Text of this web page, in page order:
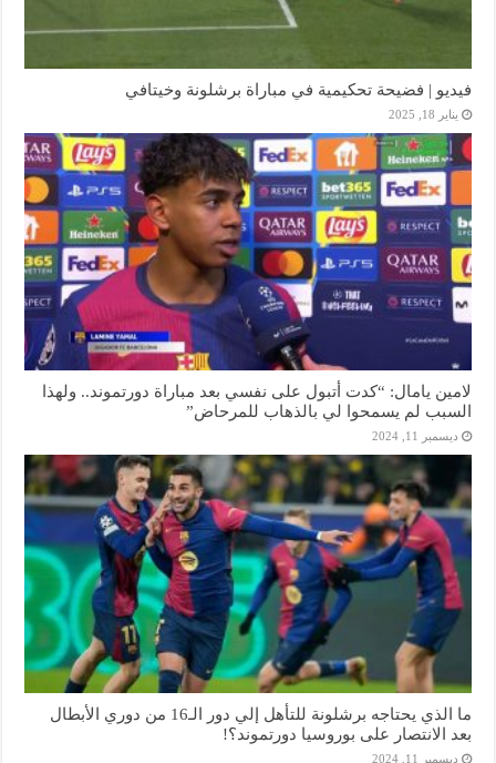
فيديو | فضيحة تحكيمية في مباراة برشلونة وخيتافي
يناير 18, 2025
لامين يامال: “كدت أتبول على نفسي بعد مباراة دورتموند.. ولهذا
السبب لم يسمحوا لي بالذهاب للمرحاض”
ديسمبر 11, 2024
ما الذي يحتاجه برشلونة للتأهل إلي دور الـ16 من دوري الأبطال
بعد الانتصار على بوروسيا دورتموند؟!
ديسمبر 11, 2024